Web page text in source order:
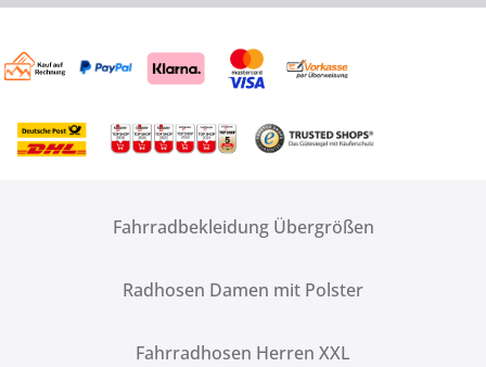
Fahrradbekleidung Übergrößen
Radhosen Damen mit Polster
Fahrradhosen Herren XXL